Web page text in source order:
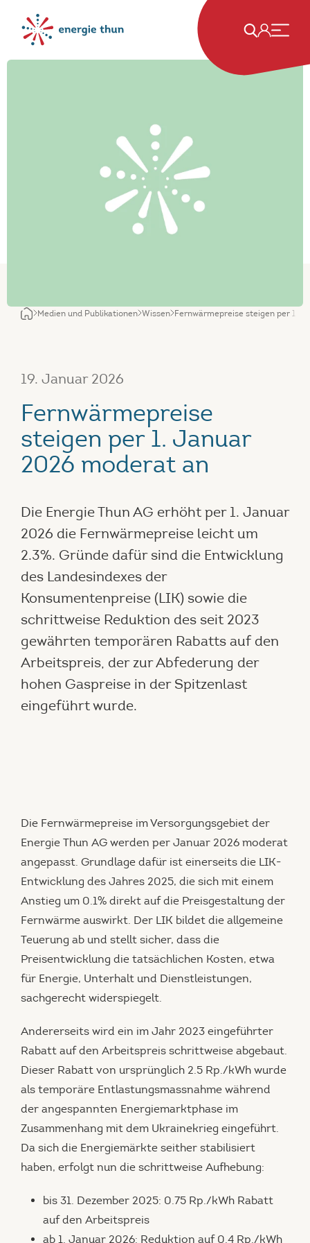
Medien und Publikationen Wissen Fernwärmepreise steigen per 1.
19. Januar 2026
Fernwärmepreise
steigen per 1. Januar
2026 moderat an
Die Energie Thun AG erhöht per 1. Januar
2026 die Fernwärmepreise leicht um
2.3%. Gründe dafür sind die Entwicklung
des Landesindexes der
Konsumentenpreise (LIK) sowie die
schrittweise Reduktion des seit 2023
gewährten temporären Rabatts auf den
Arbeitspreis, der zur Abfederung der
hohen Gaspreise in der Spitzenlast
eingeführt wurde.
Die Fernwärmepreise im Versorgungsgebiet der
Energie Thun AG werden per Januar 2026 moderat
angepasst. Grundlage dafür ist einerseits die LIK-
Entwicklung des Jahres 2025, die sich mit einem
Anstieg um 0.1% direkt auf die Preisgestaltung der
Fernwärme auswirkt. Der LIK bildet die allgemeine
Teuerung ab und stellt sicher, dass die
Preisentwicklung die tatsächlichen Kosten, etwa
für Energie, Unterhalt und Dienstleistungen,
sachgerecht widerspiegelt.
Andererseits wird ein im Jahr 2023 eingeführter
Rabatt auf den Arbeitspreis schrittweise abgebaut.
Dieser Rabatt von ursprünglich 2.5 Rp./kWh wurde
als temporäre Entlastungsmassnahme während
der angespannten Energiemarktphase im
Zusammenhang mit dem Ukrainekrieg eingeführt.
Da sich die Energiemärkte seither stabilisiert
haben, erfolgt nun die schrittweise Aufhebung:
bis 31. Dezember 2025: 0.75 Rp./kWh Rabatt
auf den Arbeitspreis
ab 1. Januar 2026: Reduktion auf 0.4 Rp./kWh